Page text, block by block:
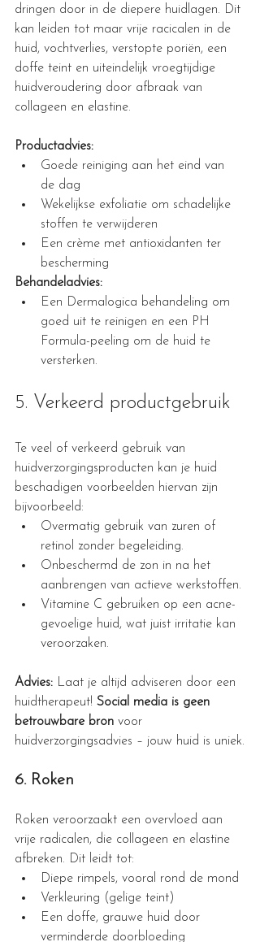
dringen door in de diepere huidlagen. Dit
kan leiden tot maar vrije racicalen in de
huid, vochtverlies, verstopte poriën, een
doffe teint en uiteindelijk vroegtijdige
huidveroudering door afbraak van
collageen en elastine.
Productadvies:
Goede reiniging aan het eind van
de dag
Wekelijkse exfoliatie om schadelijke
stoffen te verwijderen
Een crème met antioxidanten ter
bescherming
Behandeladvies:
Een Dermalogica behandeling om
goed uit te reinigen en een PH
Formula-peeling om de huid te
versterken.
5. Verkeerd productgebruik
Te veel of verkeerd gebruik van
huidverzorgingsproducten kan je huid
beschadigen voorbeelden hiervan zijn
bijvoorbeeld:
Overmatig gebruik van zuren of
retinol zonder begeleiding.
Onbeschermd de zon in na het
aanbrengen van actieve werkstoffen.
Vitamine C gebruiken op een acne-
gevoelige huid, wat juist irritatie kan
veroorzaken.
Advies: Laat je altijd adviseren door een
huidtherapeut! Social media is geen
betrouwbare bron voor
huidverzorgingsadvies – jouw huid is uniek.
6. Roken
Roken veroorzaakt een overvloed aan
vrije radicalen, die collageen en elastine
afbreken. Dit leidt tot:
Diepe rimpels, vooral rond de mond
Verkleuring (gelige teint)
Een doffe, grauwe huid door
verminderde doorbloeding